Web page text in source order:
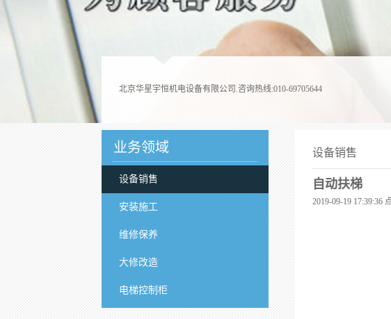
北京华星宇恒机电设备有限公司.咨询热线:010-69705644
业务领域
设备销售
安装施工
维修保养
大修改造
电梯控制柜
设备销售
自动扶梯
2019-09-19 17:39:36